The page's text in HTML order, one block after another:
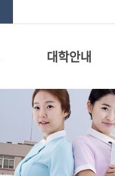
대학안내